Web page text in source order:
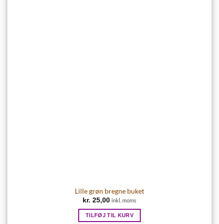
Lille grøn bregne buket
kr. 25,00 inkl. moms
TILFØJ TIL KURV